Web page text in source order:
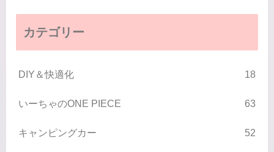
カテゴリー
DIY＆快適化 18
いーちゃのONE PIECE 63
キャンピングカー 52